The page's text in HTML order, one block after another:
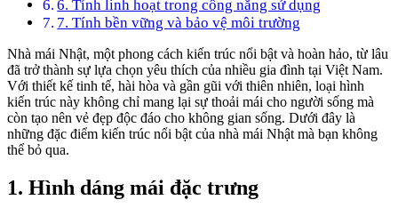
6. Tính linh hoạt trong công năng sử dụng
7. Tính bền vững và bảo vệ môi trường
Nhà mái Nhật, một phong cách kiến trúc nổi bật và hoàn hảo, từ lâu
đã trở thành sự lựa chọn yêu thích của nhiều gia đình tại Việt Nam.
Với thiết kế tinh tế, hài hòa và gần gũi với thiên nhiên, loại hình
kiến trúc này không chỉ mang lại sự thoải mái cho người sống mà
còn tạo nên vẻ đẹp độc đáo cho không gian sống. Dưới đây là
những đặc điểm kiến trúc nổi bật của nhà mái Nhật mà bạn không
thể bỏ qua.
1. Hình dáng mái đặc trưng